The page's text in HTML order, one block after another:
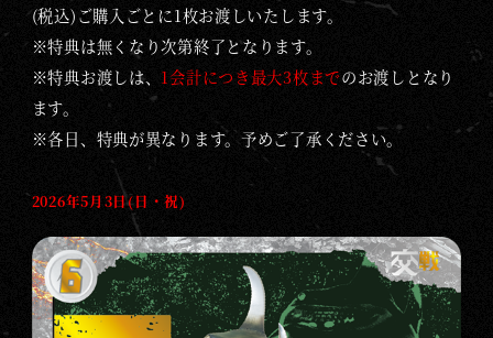
(税込)ご購入ごとに1枚お渡しいたします。
※特典は無くなり次第終了となります。
※特典お渡しは、 1会計につき最大3枚までのお渡しとなり
ます。
※各日、特典が異なります。予めご了承ください。
2026年5月3日(日・祝)